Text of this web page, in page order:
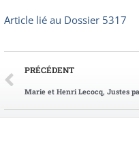
Article lié au Dossier 5317
PRÉCÉDENT
Marie et Henri Lecocq, Justes